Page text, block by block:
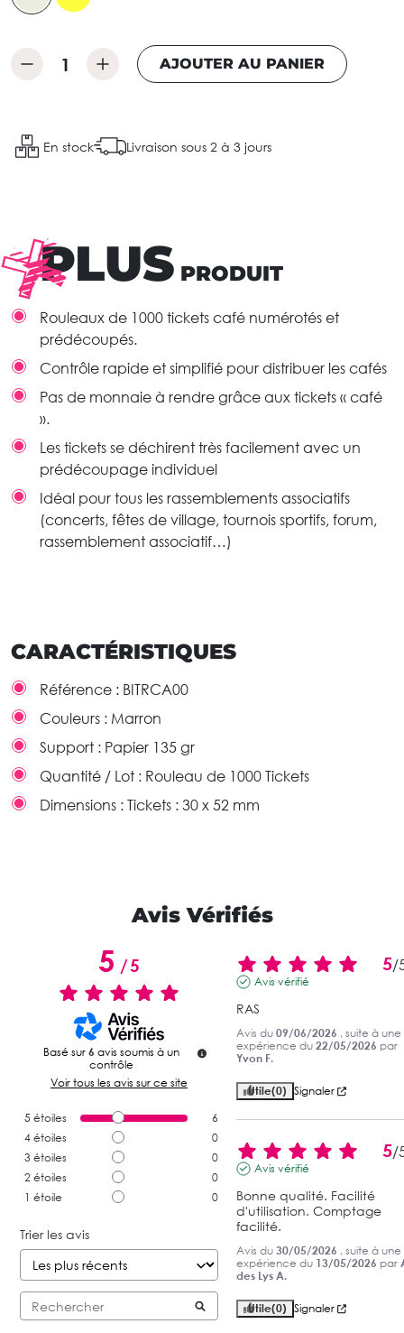
AJOUTER AU PANIER
En stock Livraison sous 2 à 3 jours
PLUS PRODUIT
Rouleaux de 1000 tickets café numérotés et
prédécoupés.
Contrôle rapide et simplifié pour distribuer les cafés
Pas de monnaie à rendre grâce aux tickets « café
».
Les tickets se déchirent très facilement avec un
prédécoupage individuel
Idéal pour tous les rassemblements associatifs
(concerts, fêtes de village, tournois sportifs, forum,
rassemblement associatif…)
CARACTÉRISTIQUES
Référence : BITRCA00
Couleurs : Marron
Support : Papier 135 gr
Quantité / Lot : Rouleau de 1000 Tickets
Dimensions : Tickets : 30 x 52 mm
Avis Vérifiés
5/5
Basé sur 6 avis soumis à un
contrôle
Voir tous les avis sur ce site
5 étoiles
6
4 étoiles
0
3 étoiles
0
2 étoiles
0
1 étoile 0
Trier les avis
5/
Avis vérifié
RAS
Avis du 09/06/2026 , suite à une
expérience du 22/05/2026 par
Yvon F.
Utile(0) Signaler
5/
Avis vérifié
Bonne qualité. Facilité
d'utilisation. Comptage
facilité.
Avis du 30/05/2026 , suite à une
expérience du 13/05/2026 par
des Lys A.
Utile(0) Signaler